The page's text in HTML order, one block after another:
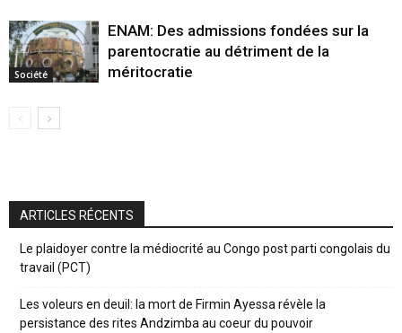
Société
ENAM: Des admissions fondées sur la
parentocratie au détriment de la
méritocratie
ARTICLES RÉCENTS
Le plaidoyer contre la médiocrité au Congo post parti congolais du
travail (PCT)
Les voleurs en deuil: la mort de Firmin Ayessa révèle la
persistance des rites Andzimba au coeur du pouvoir